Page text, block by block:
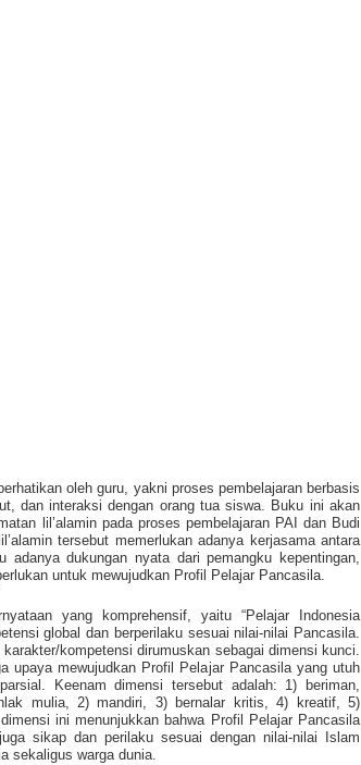
oleh guru, yakni proses pembelajaran berbasis
dan interaksi dengan orang tua siswa. Buku ini akan
lil’alamin pada proses pembelajaran PAI dan Budi
tersebut memerlukan adanya kerjasama antara
dukungan nyata dari pemangku kepentingan,
untuk mewujudkan Profil Pelajar Pancasila.
yang komprehensif, yaitu “Pelajar Indonesia
global dan berperilaku sesuai nilai-nilai Pancasila.
kompetensi dirumuskan sebagai dimensi kunci.
upaya mewujudkan Profil Pelajar Pancasila yang utuh
Keenam dimensi tersebut adalah: 1) beriman,
mulia, 2) mandiri, 3) bernalar kritis, 4) kreatif, 5)
ini menunjukkan bahwa Profil Pelajar Pancasila
sikap dan perilaku sesuai dengan nilai-nilai Islam
sekaligus warga dunia.